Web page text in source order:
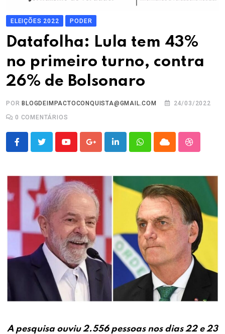
ELEIÇÕES 2022 PODER
Datafolha: Lula tem 43%
no primeiro turno, contra
26% de Bolsonaro
POR BLOGDEIMPACTOCONQUISTA@GMAIL.COM
24/03/2022
0 COMENTÁRIOS
YoutubeGoogle+LinkedInWhatsappCloud
A pesquisa ouviu 2.556 pessoas nos dias 22 e 23